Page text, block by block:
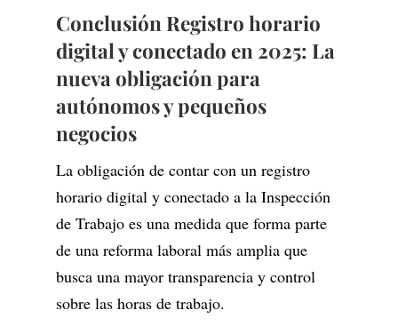
Conclusión Registro horario
digital y conectado en 2025: La
nueva obligación para
autónomos y pequeños
negocios
La obligación de contar con un registro
horario digital y conectado a la Inspección
de Trabajo es una medida que forma parte
de una reforma laboral más amplia que
busca una mayor transparencia y control
sobre las horas de trabajo.